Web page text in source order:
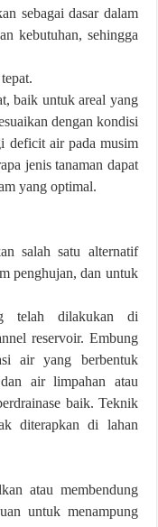
sebagai dasar dalam
kebutuhan, sehingga
baik untuk areal yang
dengan kondisi
deficit air pada musim
jenis tanaman dapat
yang optimal.
salah satu alternatif
penghujan, dan untuk
telah dilakukan di
reservoir. Embung
air yang berbentuk
air limpahan atau
baik. Teknik
diterapkan di lahan
atau membendung
untuk menampung